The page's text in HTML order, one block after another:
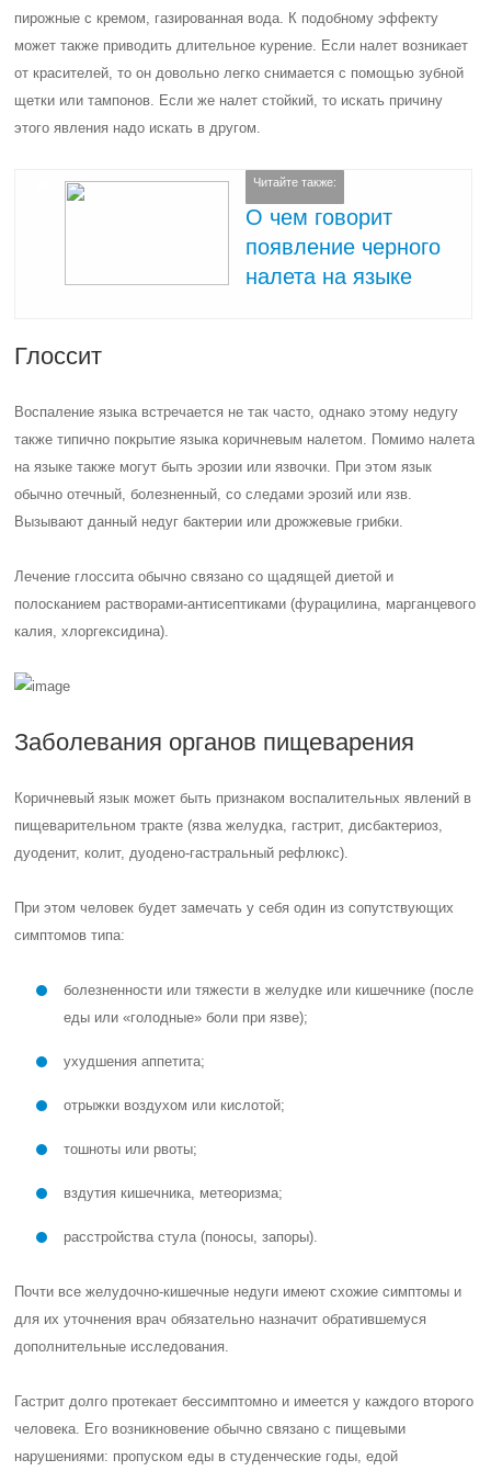
пирожные с кремом, газированная вода. К подобному эффекту
может также приводить длительное курение. Если налет возникает
от красителей, то он довольно легко снимается с помощью зубной
щетки или тампонов. Если же налет стойкий, то искать причину
этого явления надо искать в другом.
Читайте также:
О чем говорит
появление черного
налета на языке
Глоссит
Воспаление языка встречается не так часто, однако этому недугу
также типично покрытие языка коричневым налетом. Помимо налета
на языке также могут быть эрозии или язвочки. При этом язык
обычно отечный, болезненный, со следами эрозий или язв.
Вызывают данный недуг бактерии или дрожжевые грибки.
Лечение глоссита обычно связано со щадящей диетой и
полосканием растворами-антисептиками (фурацилина, марганцевого
калия, хлоргексидина).
Заболевания органов пищеварения
Коричневый язык может быть признаком воспалительных явлений в
пищеварительном тракте (язва желудка, гастрит, дисбактериоз,
дуоденит, колит, дуодено-гастральный рефлюкс).
При этом человек будет замечать у себя один из сопутствующих
симптомов типа:
болезненности или тяжести в желудке или кишечнике (после
еды или «голодные» боли при язве);
ухудшения аппетита;
отрыжки воздухом или кислотой;
тошноты или рвоты;
вздутия кишечника, метеоризма;
расстройства стула (поносы, запоры).
Почти все желудочно-кишечные недуги имеют схожие симптомы и
для их уточнения врач обязательно назначит обратившемуся
дополнительные исследования.
Гастрит долго протекает бессимптомно и имеется у каждого второго
человека. Его возникновение обычно связано с пищевыми
нарушениями: пропуском еды в студенческие годы, едой